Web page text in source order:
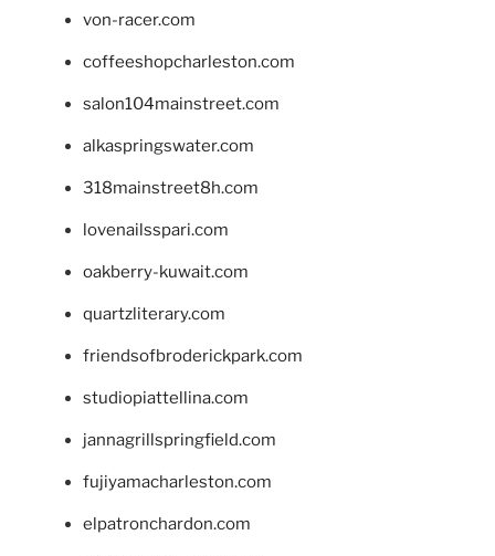
von-racer.com
coffeeshopcharleston.com
salon104mainstreet.com
alkaspringswater.com
318mainstreet8h.com
lovenailsspari.com
oakberry-kuwait.com
quartzliterary.com
friendsofbroderickpark.com
studiopiattellina.com
jannagrillspringfield.com
fujiyamacharleston.com
elpatronchardon.com